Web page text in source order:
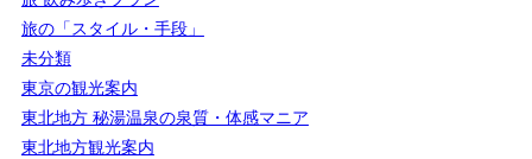
旅の「スタイル・手段」
未分類
東京の観光案内
東北地方 秘湯温泉の泉質・体感マニア
東北地方観光案内